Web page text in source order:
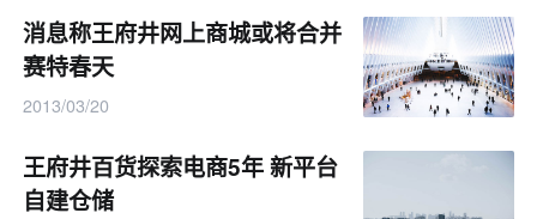
消息称王府井网上商城或将合并
赛特春天
2013/03/20
王府井百货探索电商5年 新平台
自建仓储